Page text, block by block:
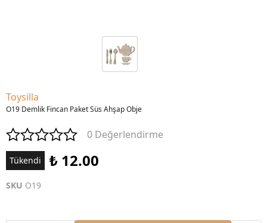
Toysilla
O19 Demlik Fincan Paket Süs Ahşap Obje
0 Değerlendirme
Tükendi ₺ 12.00
SKU O19